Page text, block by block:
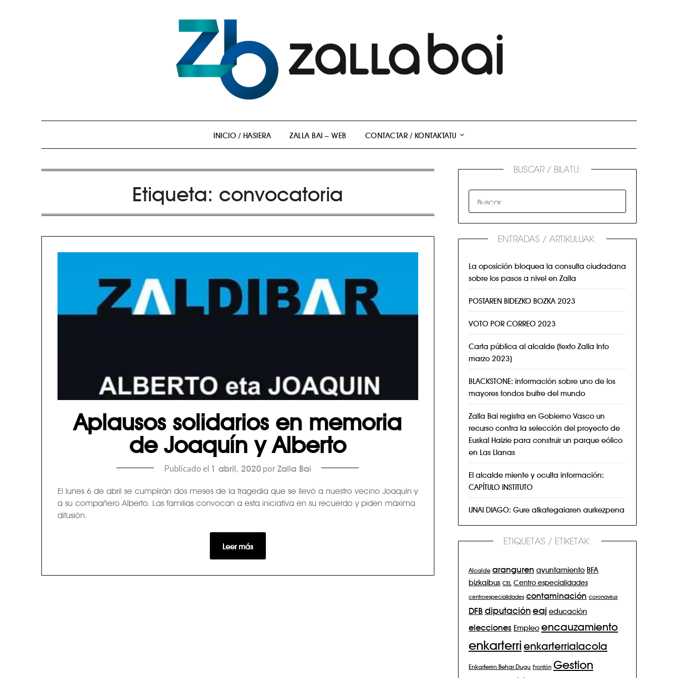
INICIO / HASIERA ZALLA BAI – WEB CONTACTAR / KONTAKTATU
Etiqueta: convocatoria
Aplausos solidarios en memoria
de Joaquín y Alberto
Publicado el 1 abril, 2020 porZalla Bai
El lunes 6 de abril se cumplirán dos meses de la tragedia que se llevó a nuestro vecino Joaquín y
a su compañero Alberto. Las familias convocan a esta iniciativa en su recuerdo y piden máxima
difusión.
Leer más
BUSCAR / BILATU:
ENTRADAS / ARTIKULUAK:
La oposición bloquea la consulta ciudadana
sobre los pasos a nivel en Zalla
POSTAREN BIDEZKO BOZKA 2023
VOTO POR CORREO 2023
Carta pública al alcalde (texto Zalla Info
marzo 2023)
BLACKSTONE: información sobre uno de los
mayores fondos buitre del mundo
Zalla Bai registra en Gobierno Vasco un
recurso contra la selección del proyecto de
Euskal Haizie para construir un parque eólico
en Las Llanas
El alcalde miente y oculta información:
CAPÍTULO INSTITUTO
UNAI DIAGO: Gure alkategaiaren aurkezpena
ETIQUETAS / ETIKETAK:
Alcalde aranguren ayuntamiento BFA
bizkaibus CEL Centro especialidades
centroespecialidades contaminación coronavirus
DFB diputación eaj educación
elecciones Empleo encauzamiento
enkarterri enkarterrialacola
Enkarterrin Behar Dugu Frontón
Gestion